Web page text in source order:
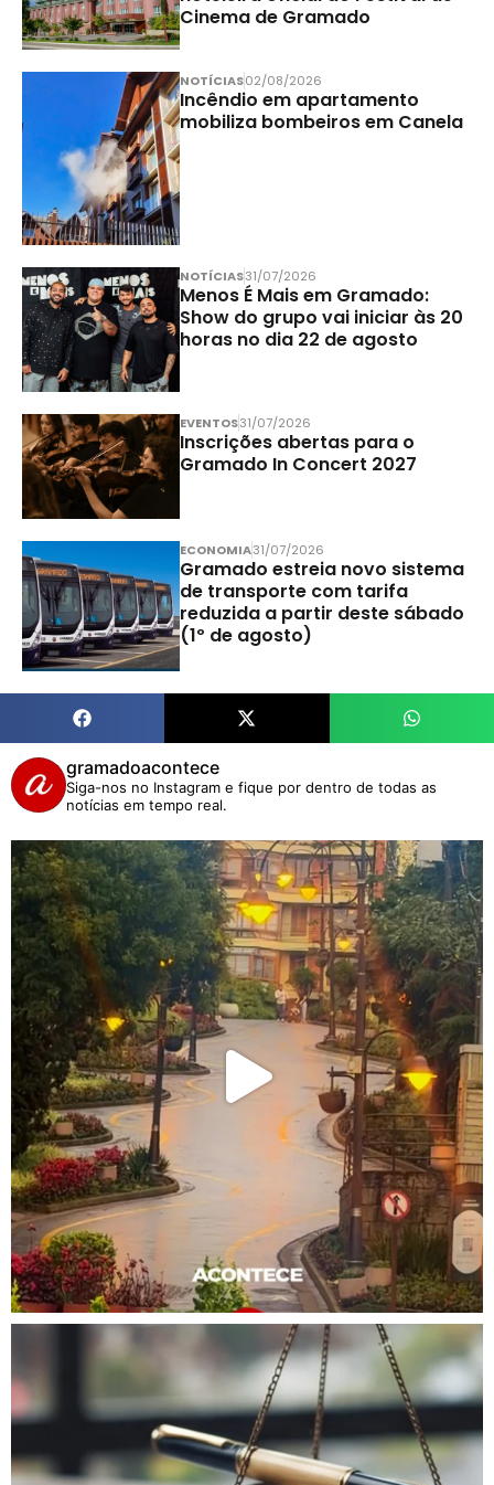
Cinema de Gramado
NOTÍCIAS02/08/2026
Incêndio em apartamento
mobiliza bombeiros em Canela
NOTÍCIAS31/07/2026
Menos É Mais em Gramado:
Show do grupo vai iniciar às 20
horas no dia 22 de agosto
EVENTOS31/07/2026
Inscrições abertas para o
Gramado In Concert 2027
ECONOMIA31/07/2026
Gramado estreia novo sistema
de transporte com tarifa
reduzida a partir deste sábado
(1º de agosto)
gramadoacontece
Siga-nos no Instagram e fique por dentro de todas as
notícias em tempo real.